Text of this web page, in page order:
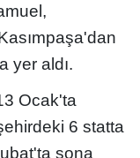
yer aldı.
Ocak'ta
6 statta
sona